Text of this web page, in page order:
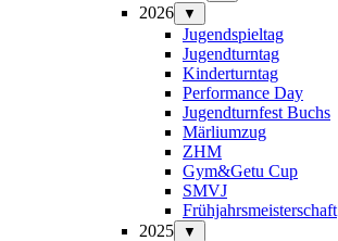
2026 ▼
Jugendspieltag
Jugendturntag
Kinderturntag
Performance Day
Jugendturnfest Buchs
Märliumzug
ZHM
Gym&Getu Cup
SMVJ
Frühjahrsmeisterschaft
2025
▼